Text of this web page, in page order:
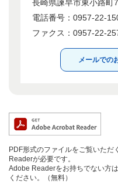
長崎県諫早市東小路町
電話番号：0957-22-
ファクス：0957-22-
メールでの
PDF形式のファイルをご覧いた
Readerが必要です。
Adobe Readerをお持ちでない方
ください。（無料）